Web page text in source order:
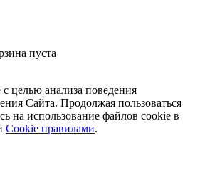
пуста
целью анализа поведения
Сайта. Продолжая пользоваться
на использование файлов cookie в
Cookiе правилами.